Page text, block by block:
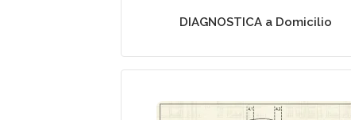
DIAGNOSTICA a Domicilio